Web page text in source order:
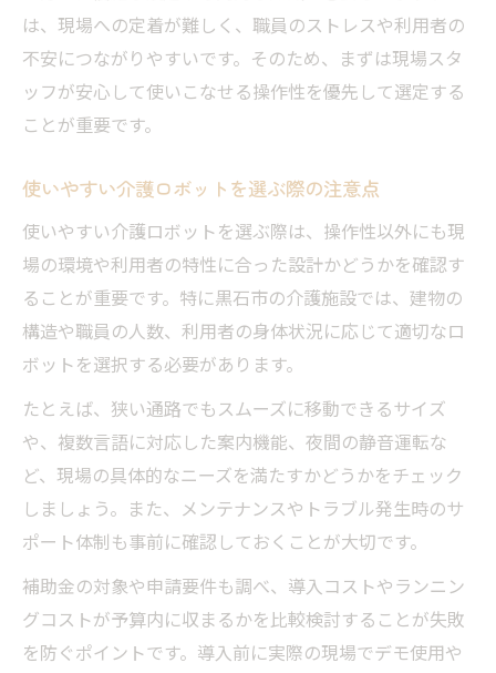
は、現場への定着が難しく、職員のストレスや利用者の
不安につながりやすいです。そのため、まずは現場スタ
ッフが安心して使いこなせる操作性を優先して選定する
ことが重要です。
使いやすい介護ロボットを選ぶ際の注意点
使いやすい介護ロボットを選ぶ際は、操作性以外にも現
場の環境や利用者の特性に合った設計かどうかを確認す
ることが重要です。特に黒石市の介護施設では、建物の
構造や職員の人数、利用者の身体状況に応じて適切なロ
ボットを選択する必要があります。
たとえば、狭い通路でもスムーズに移動できるサイズ
や、複数言語に対応した案内機能、夜間の静音運転な
ど、現場の具体的なニーズを満たすかどうかをチェック
しましょう。また、メンテナンスやトラブル発生時のサ
ポート体制も事前に確認しておくことが大切です。
補助金の対象や申請要件も調べ、導入コストやランニン
グコストが予算内に収まるかを比較検討することが失敗
を防ぐポイントです。導入前に実際の現場でデモ使用や